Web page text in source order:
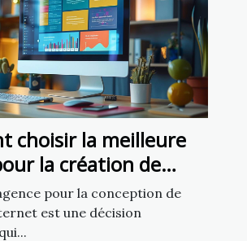
choisir la meilleure
la création de
internet
pour la conception de
est une décision